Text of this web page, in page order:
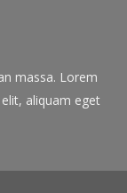
massa. Lorem
aliquam eget